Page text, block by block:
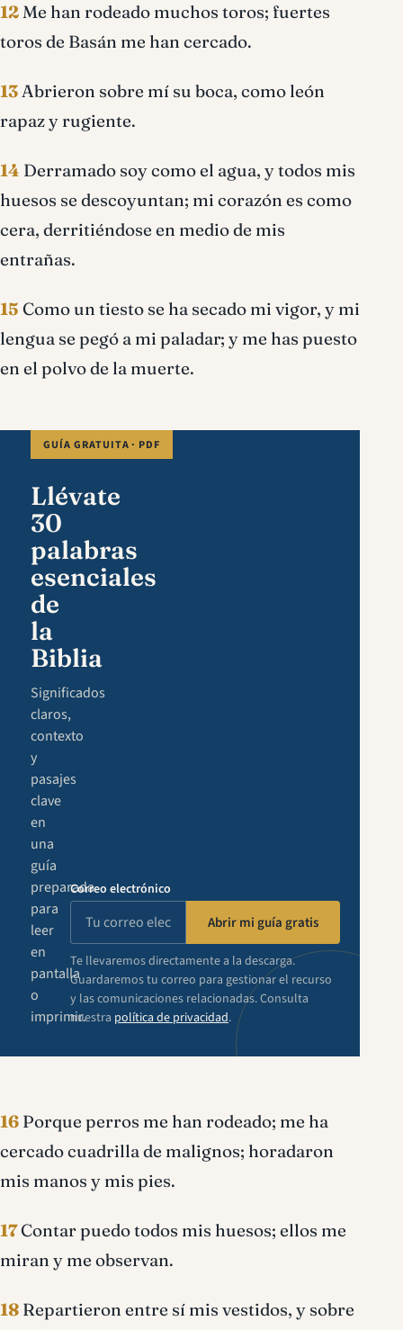
12Me han rodeado muchos toros; fuertes
toros de Basán me han cercado.
13Abrieron sobre mí su boca, como león
rapaz y rugiente.
14 Derramado soy como el agua, y todos mis
huesos se descoyuntan; mi corazón es como
cera, derritiéndose en medio de mis
entrañas.
15 Como un tiesto se ha secado mi vigor, y mi
lengua se pegó a mi paladar; y me has puesto
en el polvo de la muerte.
GUÍA GRATUITA · PDF
Llévate
30
palabras
esenciales
de
la
Biblia
Significados
claros,
contexto
y
pasajes
clave
en
una
guía
preparada
para
leer
en
pantalla
o
imprimir.
Correo electrónico
Abrir mi guía gratis
Te llevaremos directamente a la descarga.
Guardaremos tu correo para gestionar el recurso
y las comunicaciones relacionadas. Consulta
nuestra política de privacidad.
16 Porque perros me han rodeado; me ha
cercado cuadrilla de malignos; horadaron
mis manos y mis pies.
17Contar puedo todos mis huesos; ellos me
miran y me observan.
18 Repartieron entre sí mis vestidos, y sobre